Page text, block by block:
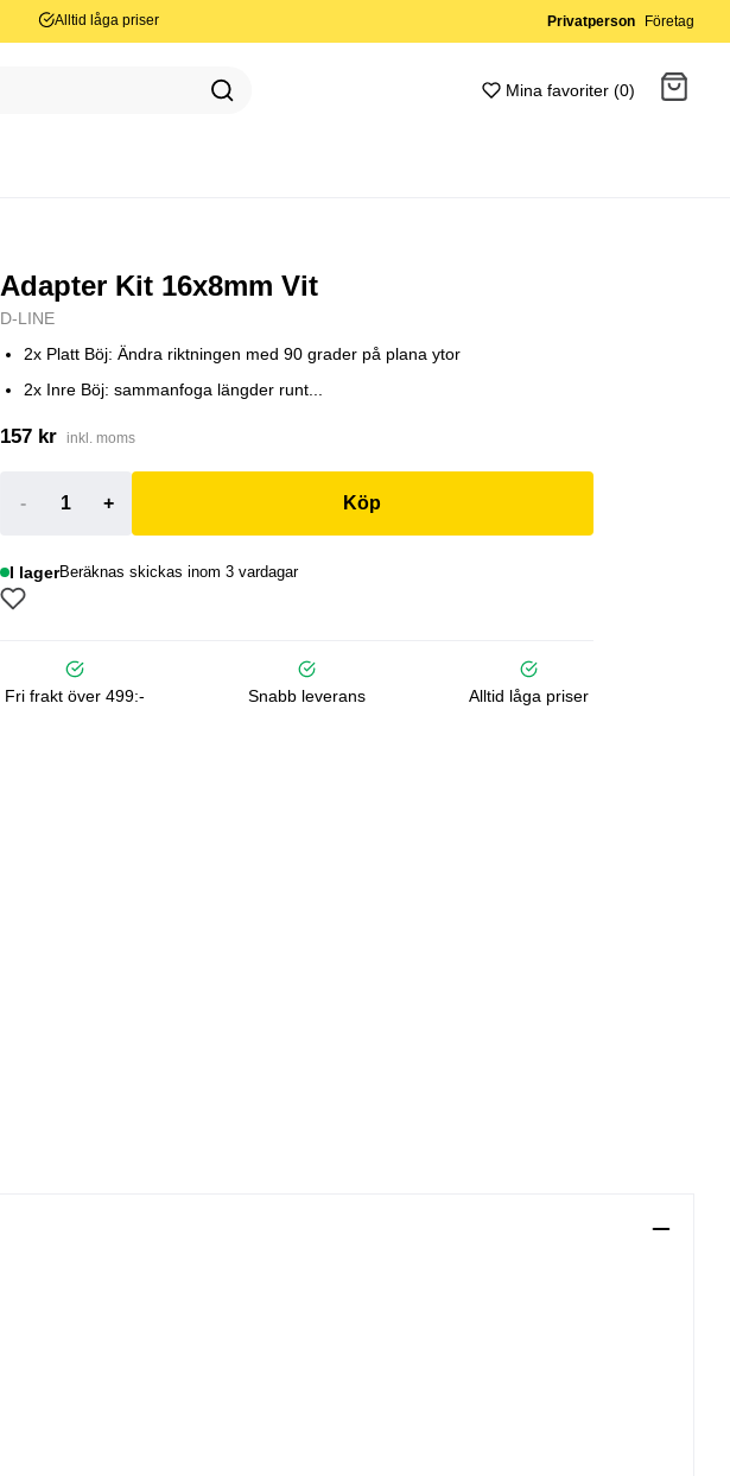
Alltid låga priser Privatperson Företag
Mina favoriter (0)
Adapter Kit 16x8mm Vit
D-LINE
2x Platt Böj: Ändra riktningen med 90 grader på plana ytor
2x Inre Böj: sammanfoga längder runt...
157 kr inkl. moms
- + Köp
I lagerBeräknas skickas inom 3 vardagar
Fri frakt över 499:- Snabb leverans Alltid låga priser